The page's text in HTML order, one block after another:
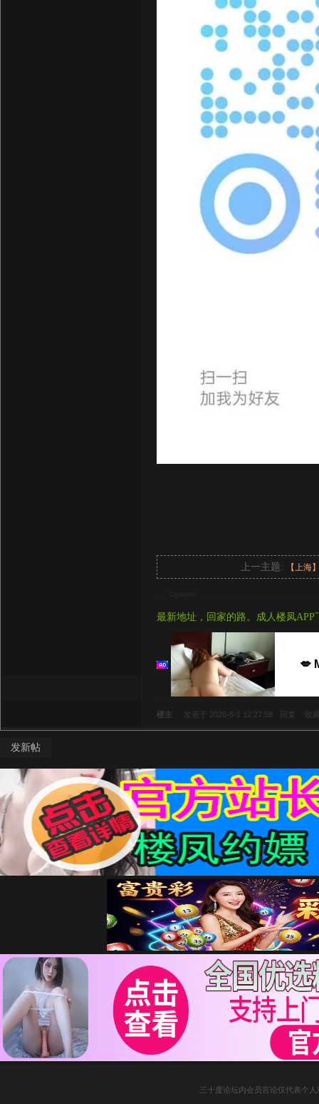
上一主题: 【上海
最新地址，回家的路。成人楼凤APP
💋
楼主 发表于 2026-6-1 12:27:58 回复 收
发新帖
三十度论坛内会员言论仅代表个